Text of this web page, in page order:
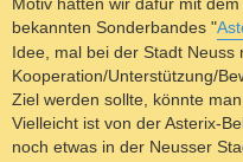
bekannten Sonderbandes "
Idee, mal bei der Stadt Neuss
Kooperation/Unterstützung/
Ziel werden sollte, könnte
Vielleicht ist von der Asterix-
noch etwas in der Neusser